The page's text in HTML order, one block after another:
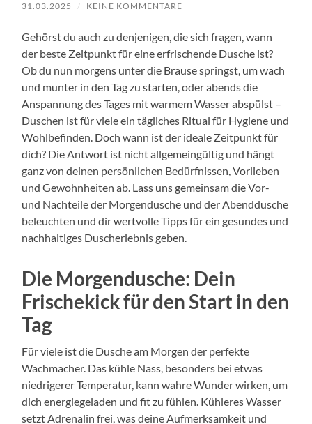
31.03.2025 / KEINE KOMMENTARE
Gehörst du auch zu denjenigen, die sich fragen, wann
der beste Zeitpunkt für eine erfrischende Dusche ist?
Ob du nun morgens unter die Brause springst, um wach
und munter in den Tag zu starten, oder abends die
Anspannung des Tages mit warmem Wasser abspülst –
Duschen ist für viele ein tägliches Ritual für Hygiene und
Wohlbefinden. Doch wann ist der ideale Zeitpunkt für
dich? Die Antwort ist nicht allgemeingültig und hängt
ganz von deinen persönlichen Bedürfnissen, Vorlieben
und Gewohnheiten ab. Lass uns gemeinsam die Vor-
und Nachteile der Morgendusche und der Abenddusche
beleuchten und dir wertvolle Tipps für ein gesundes und
nachhaltiges Duscherlebnis geben.
Die Morgendusche: Dein
Frischekick für den Start in den
Tag
Für viele ist die Dusche am Morgen der perfekte
Wachmacher. Das kühle Nass, besonders bei etwas
niedrigerer Temperatur, kann wahre Wunder wirken, um
dich energiegeladen und fit zu fühlen. Kühleres Wasser
setzt Adrenalin frei, was deine Aufmerksamkeit und